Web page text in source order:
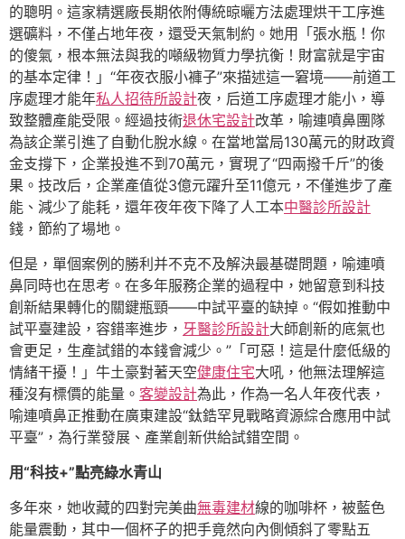
的聰明。這家精選廠長期依附傳統晾曬方法處理烘干工序進
選礦料，不僅占地年夜，還受天氣制約。她用「張水瓶！你
的傻氣，根本無法與我的噸級物質力學抗衡！財富就是宇宙
的基本定律！」“年夜衣服小褲子”來描述這一窘境——前道工
序處理才能年私人招待所設計夜，后道工序處理才能小，導
致整體產能受限。經過技術退休宅設計改革，喻連噴鼻團隊
為該企業引進了自動化脫水線。在當地當局130萬元的財政資
金支撐下，企業投進不到70萬元，實現了“四兩撥千斤”的後
果。技改后，企業產值從3億元躍升至11億元，不僅進步了產
能、減少了能耗，還年夜年夜下降了人工本中醫診所設計
錢，節約了場地。
但是，單個案例的勝利并不克不及解決最基礎問題，喻連噴
鼻同時也在思考。在多年服務企業的過程中，她留意到科技
創新結果轉化的關鍵瓶頸——中試平臺的缺掉。“假如推動中
試平臺建設，容錯率進步， 牙醫診所設計大師創新的底氣也
會更足，生產試錯的本錢會減少。”「可惡！這是什麼低級的
情緒干擾！」牛土豪對著天空健康住宅大吼，他無法理解這
種沒有標價的能量。 客變設計為此，作為一名人年夜代表，
喻連噴鼻正推動在廣東建設“鈦鋯罕見戰略資源綜合應用中試
平臺”，為行業發展、產業創新供給試錯空間。
用“科技+”點亮綠水青山
多年來，她收藏的四對完美曲無毒建材線的咖啡杯，被藍色
能量震動，其中一個杯子的把手竟然向內側傾斜了零點五